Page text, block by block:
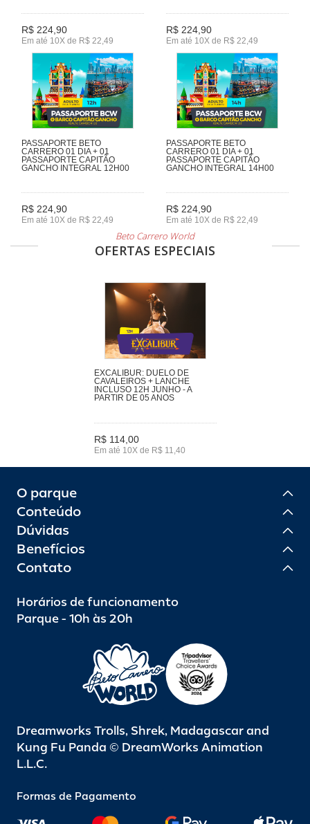
R$ 224,90
Em até 10X de R$ 22,49
R$ 224,90
Em até 10X de R$ 22,49
PASSAPORTE BETO
CARRERO 01 DIA + 01
PASSAPORTE CAPITÃO
GANCHO INTEGRAL 12H00
R$ 224,90
Em até 10X de R$ 22,49
PASSAPORTE BETO
CARRERO 01 DIA + 01
PASSAPORTE CAPITÃO
GANCHO INTEGRAL 14H00
R$ 224,90
Em até 10X de R$ 22,49
Beto Carrero World
OFERTAS ESPECIAIS
EXCALIBUR: DUELO DE
CAVALEIROS + LANCHE
INCLUSO 12H JUNHO - A
PARTIR DE 05 ANOS
R$ 114,00
Em até 10X de R$ 11,40
O parque
Conteúdo
Dúvidas
Benefícios
Contato
Horários de funcionamento
Parque - 10h às 20h
Dreamworks Trolls, Shrek, Madagascar and
Kung Fu Panda © DreamWorks Animation
L.L.C.
Formas de Pagamento